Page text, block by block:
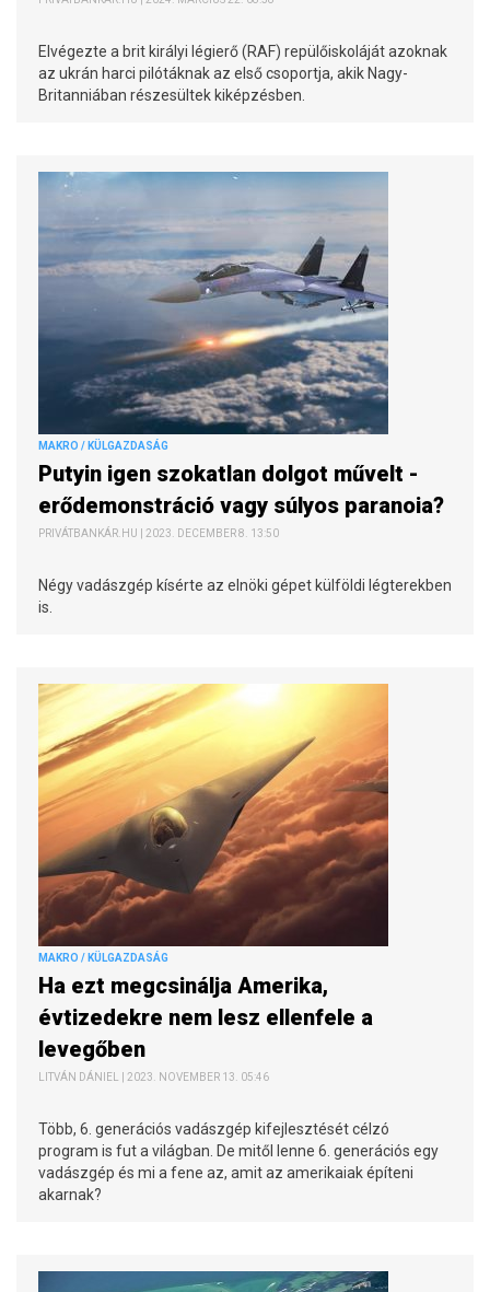
Elvégezte a brit királyi légierő (RAF) repülőiskoláját azoknak
az ukrán harci pilótáknak az első csoportja, akik Nagy-
Britanniában részesültek kiképzésben.
MAKRO / KÜLGAZDASÁG
Putyin igen szokatlan dolgot művelt -
erődemonstráció vagy súlyos paranoia?
PRIVÁTBANKÁR.HU | 2023. DECEMBER 8. 13:50
Négy vadászgép kísérte az elnöki gépet külföldi légterekben
is.
MAKRO / KÜLGAZDASÁG
Ha ezt megcsinálja Amerika,
évtizedekre nem lesz ellenfele a
levegőben
LITVÁN DÁNIEL | 2023. NOVEMBER 13. 05:46
Több, 6. generációs vadászgép kifejlesztését célzó
program is fut a világban. De mitől lenne 6. generációs egy
vadászgép és mi a fene az, amit az amerikaiak építeni
akarnak?